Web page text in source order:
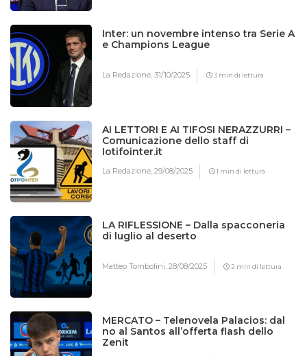
Inter: un novembre intenso tra Serie A
e Champions League
La Redazione,31/10/2025 3 min di lettura
AI LETTORI E AI TIFOSI NERAZZURRI –
Comunicazione dello staff di
Iotifointer.it
La Redazione,29/08/2025 1 min di lettura
LA RIFLESSIONE – Dalla spacconeria
di luglio al deserto
Matteo Tombolini,28/08/2025 2 min di lettura
MERCATO – Telenovela Palacios: dal
no al Santos all’offerta flash dello
Zenit